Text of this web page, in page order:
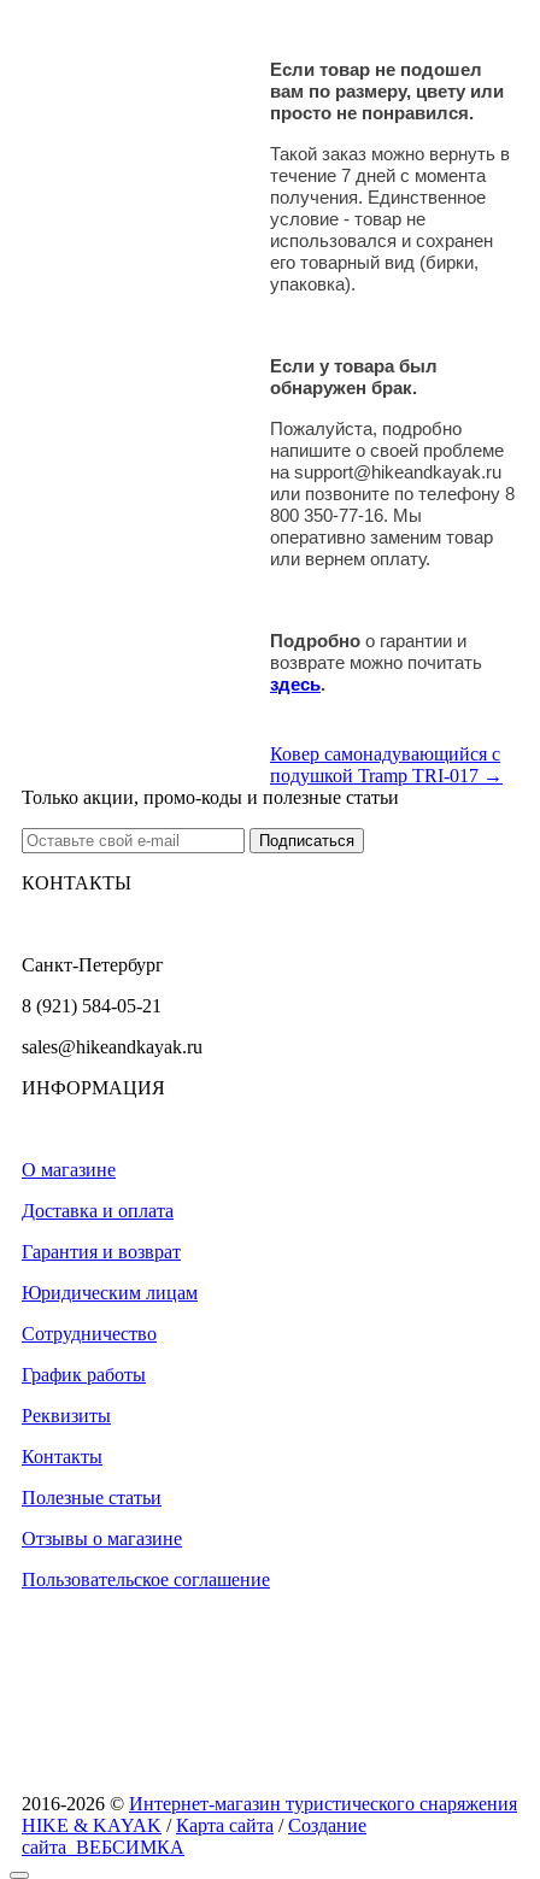
Если товар не подошел
вам по размеру, цвету или
просто не понравился.
Такой заказ можно вернуть в
течение 7 дней с момента
получения. Единственное
условие - товар не
использовался и сохранен
его товарный вид (бирки,
упаковка).
Если у товара был
обнаружен брак.
Пожалуйста, подробно
напишите о своей проблеме
на support@hikeandkayak.ru
или позвоните по телефону 8
800 350-77-16. Мы
оперативно заменим товар
или вернем оплату.
Подробно о гарантии и
возврате можно почитать
здесь.
Ковер самонадувающийся с
подушкой Tramp TRI-017 →
Только акции, промо-коды и полезные статьи
КОНТАКТЫ
Санкт-Петербург
8 (921) 584-05-21
sales@hikeandkayak.ru
ИНФОРМАЦИЯ
О магазине
Доставка и оплата
Гарантия и возврат
Юридическим лицам
Сотрудничество
График работы
Реквизиты
Контакты
Полезные статьи
Отзывы о магазине
Пользовательское соглашение
2016-2026 © Интернет-магазин туристического снаряжения
HIKE & KAYAK /Карта сайта /Создание
сайта ВЕБСИМКА